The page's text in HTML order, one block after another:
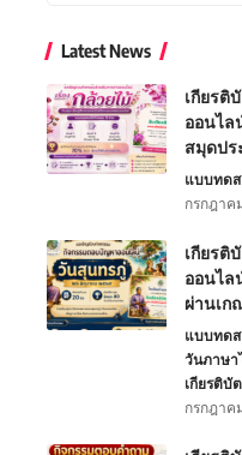
Latest News
เกียรติ
ออนไล
สมุดปร
แบบทด
กรกฎาคม
เกียรติ
ออนไล
ผ่านเก
แบบทด
วันภาษา
เกียรติบั
กรกฎาคม